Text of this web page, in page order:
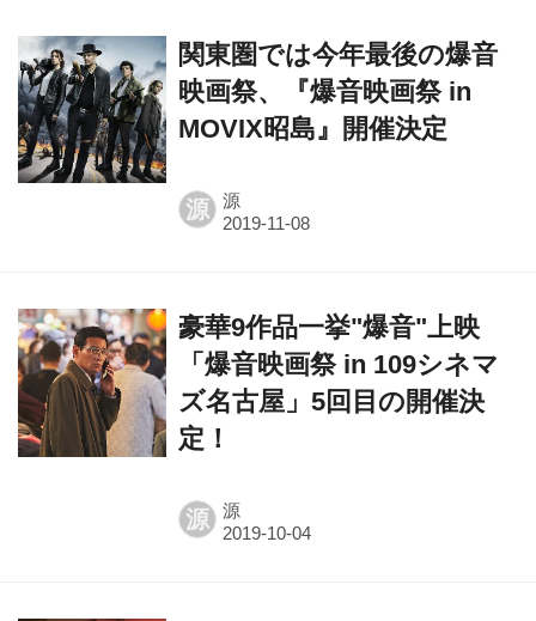
関東圏では今年最後の爆音
映画祭、『爆音映画祭 in
MOVIX昭島』開催決定
源 源
豪華9作品一挙"爆音"上映
「爆音映画祭 in 109シネマ
ズ名古屋」5回目の開催決
定！
源 源